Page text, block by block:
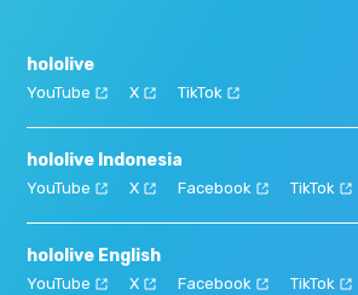
hololive
YouTube X TikTok
hololive Indonesia
YouTube X Facebook TikTok
hololive English
YouTube X Facebook TikTok